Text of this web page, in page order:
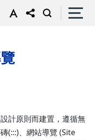
計原則而建置，遵循無
(:::)、網站導覽 (Site